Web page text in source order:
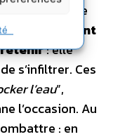
structurale
Un sol vivant
retenir: elle
s’infiltrer. Ces
l’eau”,
l’occasion. Au
: en